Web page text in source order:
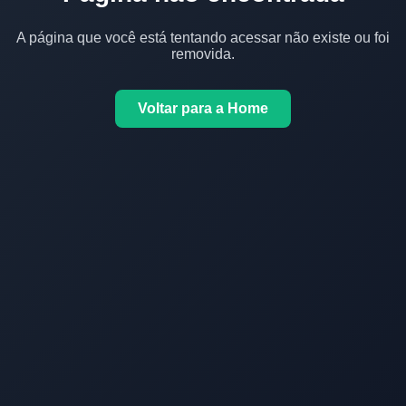
A página que você está tentando acessar não existe ou foi
removida.
Voltar para a Home